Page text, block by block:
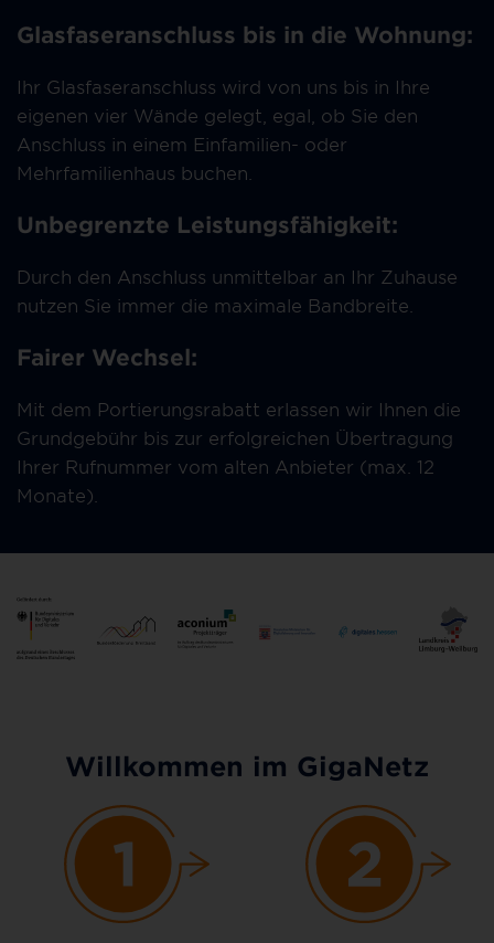
Glasfaseranschluss bis in die Wohnung:
Ihr Glasfaseranschluss wird von uns bis in Ihre
eigenen vier Wände gelegt, egal, ob Sie den
Anschluss in einem Einfamilien- oder
Mehrfamilienhaus buchen.
Unbegrenzte Leistungsfähigkeit:
Durch den Anschluss unmittelbar an Ihr Zuhause
nutzen Sie immer die maximale Bandbreite.
Fairer Wechsel:
Mit dem Portierungsrabatt erlassen wir Ihnen die
Grundgebühr bis zur erfolgreichen Übertragung
Ihrer Rufnummer vom alten Anbieter (max. 12
Monate).
Willkommen im GigaNetz